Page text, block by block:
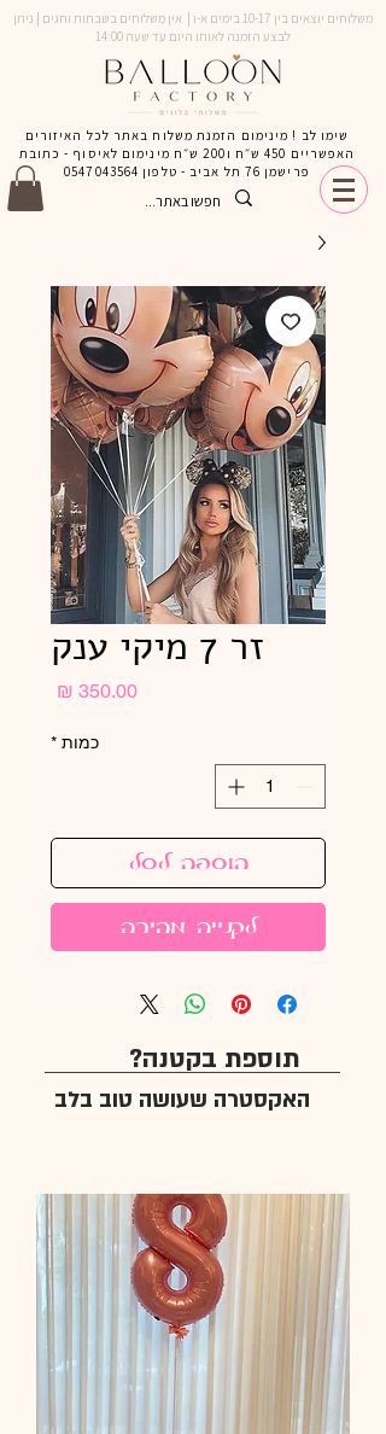
משלוחים יוצאים בין 10-17 בימים א-ו | אין משלוחים בשבתות וחגים | ניתן
לבצע הזמנה לאותו היום עד שעה 14:00
שימו לב ! מינימום הזמנת משלוח באתר לכל האיזורים
האפשריים 450 ש״ח ו200 ש״ח מינימום לאיסוף - כתובת
פרישמן 76 תל אביב - טלפון
0547043564
זר 7 מיקי ענק
כמות *
הוספה לסל
לקנייה מהירה
תוספת בקטנה?
האקסטרה שעושה טוב בלב